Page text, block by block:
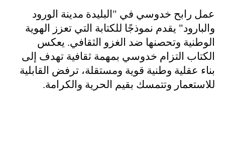
عمل رابح خدوسي في "البليدة مدينة الورود
والبارود" يقدم نموذجًا للكتابة التي تعزز الهوية
الوطنية وتحصنها ضد الغزو الثقافي. يعكس
الكتاب التزام خدوسي بمهمة ثقافية تهدف إلى
بناء عقلية وطنية قوية ومستقلة، ترفض القابلية
للاستعمار وتتمسك بقيم الحرية والكرامة.